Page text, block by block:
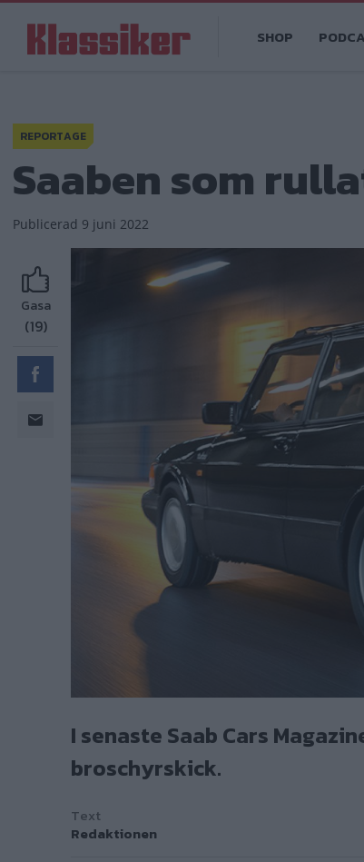
huvudinnehåll
navigation
SHOP
REPORTAGE
Saaben som
Publicerad 9 juni 2022
Gasa
(19)
I senaste Saab Cars
broschyrskick.
Text
Redaktionen